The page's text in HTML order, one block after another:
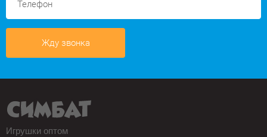
Жду звонка
Игрушки оптом